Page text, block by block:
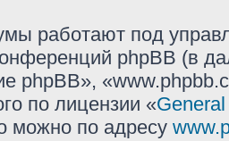
работают под
phpBB (в
phpBB»,
по лицензии «
можно по адресу